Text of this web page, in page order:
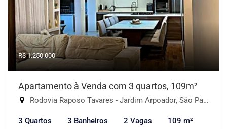
R$ 1.250.000
Apartamento à Venda com 3 quartos, 109m²
Rodovia Raposo Tavares - Jardim Arpoador, São Paulo-SP
3 Quartos 3 Banheiros 2 Vagas 109 m²